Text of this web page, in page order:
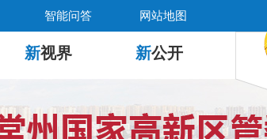
智能问答 网站地图
新视界 新公开